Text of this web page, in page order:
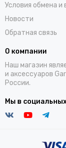
Условия обмена и
Новости
Обратная связь
О компании
Наш магазин
и аксессуаров
России.
Мы в